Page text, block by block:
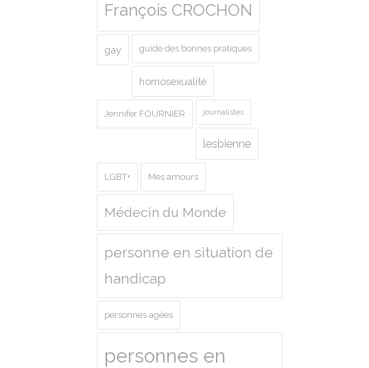
François CROCHON
gay guide des bonnes pratiques
homosexualité
Jennifer FOURNIER journalistes
lesbienne
LGBT+ Mes amours
Médecin du Monde
personne en situation de
handicap
personnes agées
personnes en